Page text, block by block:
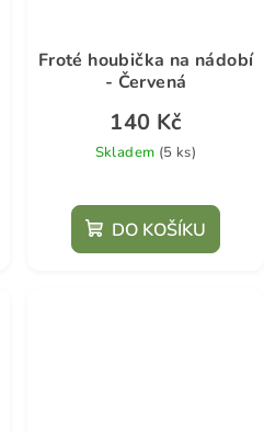
Froté houbička na nádobí
- Červená
140 Kč
Skladem (5 ks)
DO KOŠÍKU